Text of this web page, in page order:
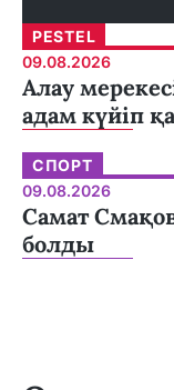
PESTEL
09.08.2026
Алау
адам күйіп
СПОРТ
09.08.2026
Самат
болды